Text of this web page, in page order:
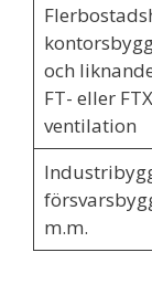
och
FT- eller
ventilation
m.m.